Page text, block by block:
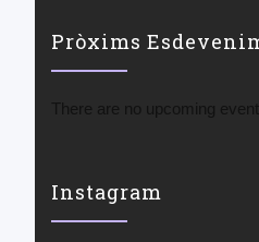
Pròxims
There are no upcoming
Instagram